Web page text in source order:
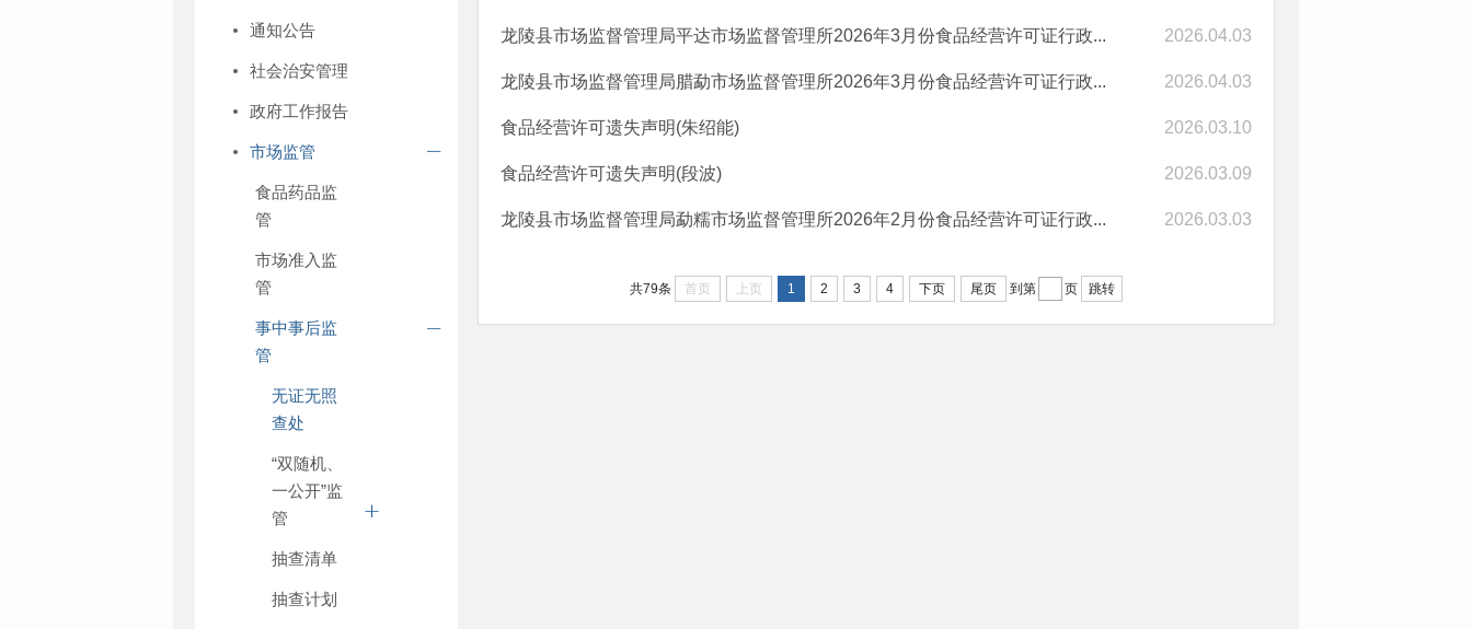
通知公告
社会治安管理
政府工作报告
市场监管
食品药品监
管
市场准入监
管
事中事后监
管
无证无照
查处
“双随机、
一公开”监
管
抽查清单
抽查计划
龙陵县市场监督管理局平达市场监督管理所2026年3月份食品经营许可证行政... 2026.04.03
龙陵县市场监督管理局腊勐市场监督管理所2026年3月份食品经营许可证行政... 2026.04.03
食品经营许可遗失声明(朱绍能) 2026.03.10
食品经营许可遗失声明(段波) 2026.03.09
龙陵县市场监督管理局勐糯市场监督管理所2026年2月份食品经营许可证行政... 2026.03.03
共79条 首页 上页 1 2 3 4 下页 尾页 到第 页 跳转